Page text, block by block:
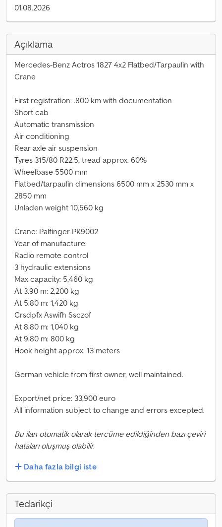
01.08.2026
Açıklama
Mercedes-Benz Actros 1827 4x2 Flatbed/Tarpaulin with
Crane
First registration: .800 km with documentation
Short cab
Automatic transmission
Air conditioning
Rear axle air suspension
Tyres 315/80 R22.5, tread approx. 60%
Wheelbase 5500 mm
Flatbed/tarpaulin dimensions 6500 mm x 2530 mm x
2850 mm
Unladen weight 10,560 kg
Crane: Palfinger PK9002
Year of manufacture:
Radio remote control
3 hydraulic extensions
Max capacity: 5,460 kg
At 3.90 m: 2,200 kg
At 5.80 m: 1,420 kg
Crsdpfx Aswifh Ssczof
At 8.80 m: 1,040 kg
At 9.80 m: 800 kg
Hook height approx. 13 meters
German vehicle from first owner, well maintained.
Export/net price: 33,900 euro
All information subject to change and errors excepted.
Bu ilan otomatik olarak tercüme edildiğinden bazı çeviri
hataları oluşmuş olabilir.
Daha fazla bilgi iste
Tedarikçi